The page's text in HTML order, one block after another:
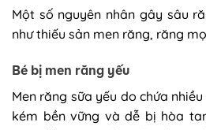
Một số nguyên nhân gây sâu
như thiếu sản men răng, răng
Bé bị men răng yếu
Men răng sữa yếu do chứa
kém bền vững và dễ bị hòa